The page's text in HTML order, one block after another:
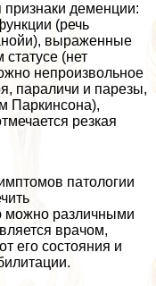
деменции:
(речь
выраженные
(нет
непроизвольное
параличи и парезы,
Паркинсона),
резкая
патологии
можно различными
врачом,
его состояния и